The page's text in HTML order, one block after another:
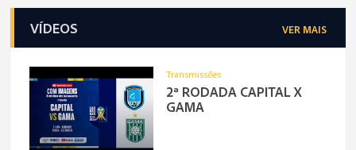
VÍDEOS VER MAIS
Transmissões
2ª RODADA CAPITAL X
GAMA